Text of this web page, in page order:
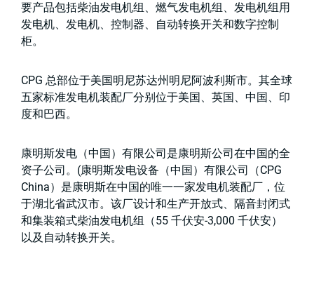
要产品包括柴油发电机组、燃气发电机组、发电机组用
发电机、发电机、控制器、自动转换开关和数字控制
柜。
CPG 总部位于美国明尼苏达州明尼阿波利斯市。其全球
五家标准发电机装配厂分别位于美国、英国、中国、印
度和巴西。
康明斯发电（中国）有限公司是康明斯公司在中国的全
资子公司。(康明斯发电设备（中国）有限公司（CPG
China）是康明斯在中国的唯一一家发电机装配厂，位
于湖北省武汉市。该厂设计和生产开放式、隔音封闭式
和集装箱式柴油发电机组（55 千伏安-3,000 千伏安）
以及自动转换开关。